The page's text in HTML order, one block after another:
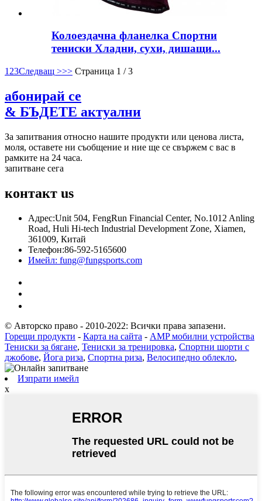
Колоездачна фланелка Спортни
тениски Хладни, сухи, дишащи...
1 23Следващ >>> Страница 1 / 3
абонирай се
& БЪДЕТЕ актуални
За запитвания относно нашите продукти или ценова листа,
моля, оставете ни съобщение и ние ще се свържем с вас в
рамките на 24 часа.
запитване сега
контакт us
Адрес:Unit 504, FengRun Financial Center, No.1012 Anling
Road, Huli Hi-tech Industrial Development Zone, Xiamen,
361009, Китай
Телефон:86-592-5165600
Имейл: fung@fungsports.com
© Авторско право - 2010-2022: Всички права запазени.
Горещи продукти - Карта на сайта - AMP мобилни устройства
Тениски за бягане, Тениски за тренировка, Спортни шорти с
джобове, Йога риза, Спортна риза, Велосипедно облекло,
Изпрати имейл
x